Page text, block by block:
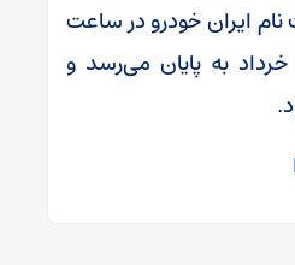
نام ایران خودرو در ساعت
24 روز پنجشنبه 14 خرداد به پایان می‌رسد و